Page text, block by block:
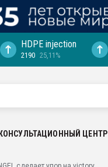
HDPE injection
2190 25,11%
КОНСУЛЬТАЦИОННЫЙ ЦЕНТР